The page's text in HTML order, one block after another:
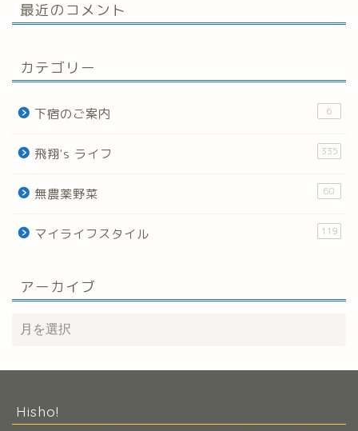
最近のコメント
カテゴリー
下宿のご案内 6
飛翔's ライフ 335
無農薬野菜 60
マイライフスタイル 119
アーカイブ
Hisho!